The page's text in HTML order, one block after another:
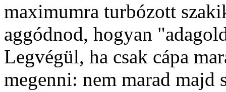
maximumra turbózott
aggódnod, hogyan
Legvégül, ha csak cápa
megenni: nem marad majd